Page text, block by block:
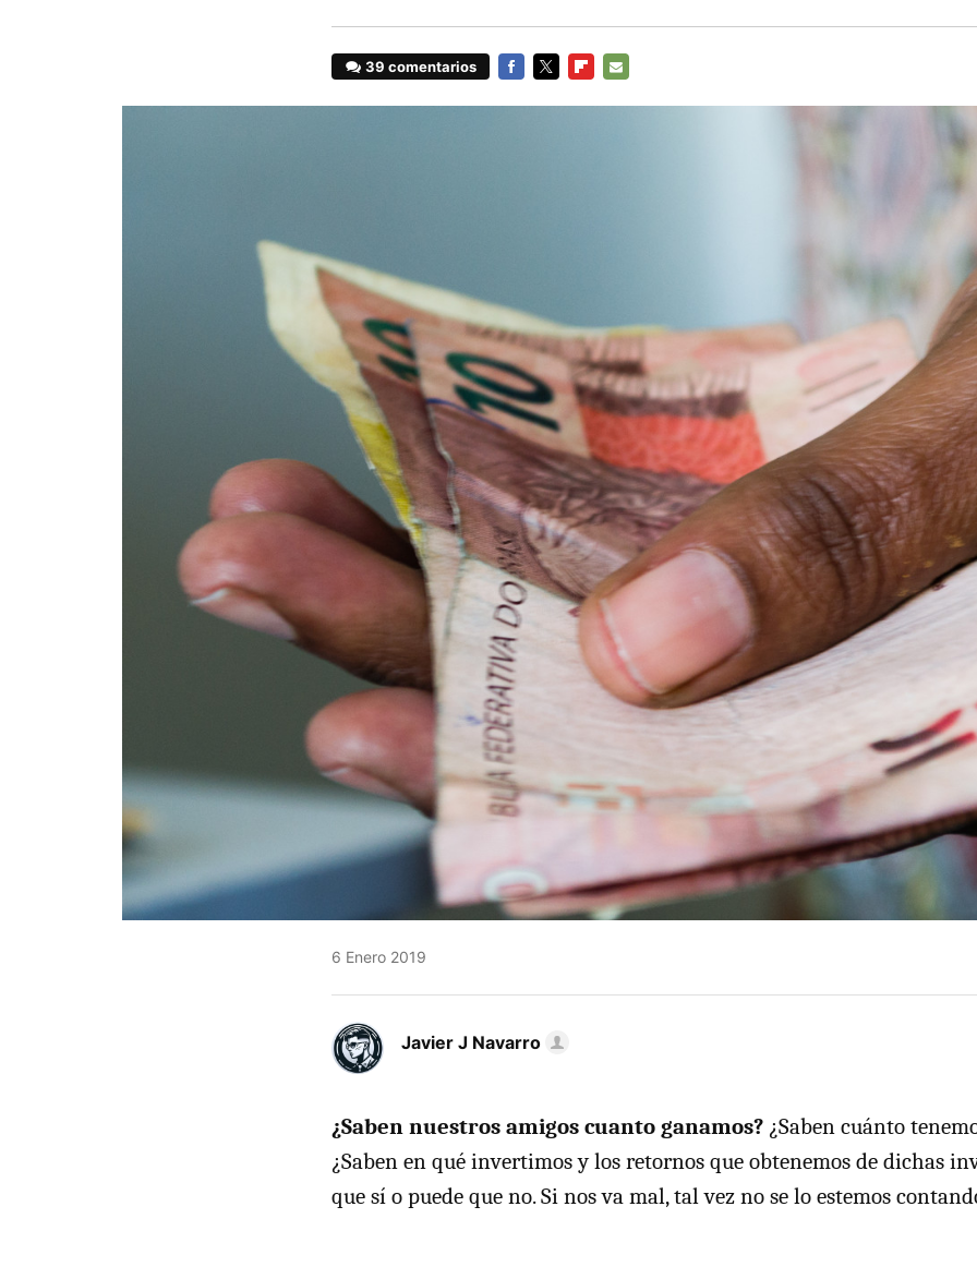
39 comentarios
6 Enero 2019
Javier J Navarro
¿Saben nuestros amigos cuanto ganamos? ¿Saben cuánto
¿Saben en qué invertimos y los retornos que obtenemos de dichas
que sí o puede que no. Si nos va mal, tal vez no se lo estemos